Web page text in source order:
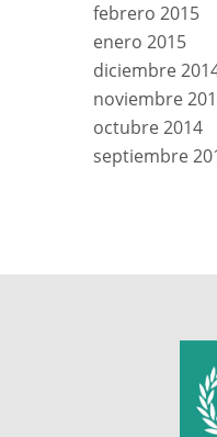
febrero 2015
enero 2015
diciembre
noviembre
octubre 2014
septiembre